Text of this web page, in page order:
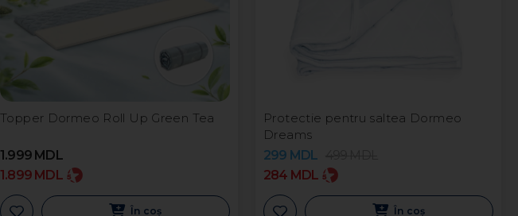
Topper Dormeo Roll Up Green Tea
1.999 MDL
1.899 MDL
În coș
Protectie pentru saltea Dormeo
Dreams
299 MDL
284 MDL
În coș